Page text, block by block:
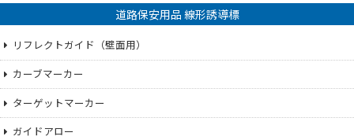
道路保安用品 線形誘導標
リフレクトガイド（壁面用）
カーブマーカー
ターゲットマーカー
ガイドアロー